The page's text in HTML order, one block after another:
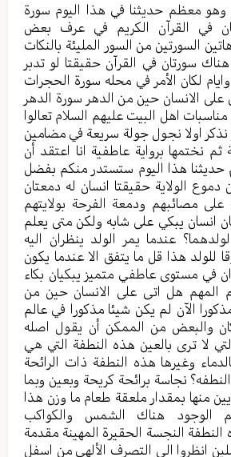
وهو معظم حديثنا في هذا اليوم سورة
في القرآن الكريم في عرف بعض
السورتين من السور المليئة بالنكات
هناك سورتان في القرآن حقيقتا لو تدبر
وايام لكان الأمر في محله سورة الحجرات
الانسان حين من الدهر سورة الدهر
اهل البيت عليهم السلام تعالوا
نذكر اولا نجول جولة سريعة في مضامين
ثم نختمها برواية عاطفية انا اعتقد أن
حديثنا هذا اليوم ستستدر منكم بفضل
الولاية حقيقتا انسان له دمعتان
على مصائبهم ودمعة الفرحة بولايتهم
انسان يبكي على شابه ولكن متى يعلم
عندما يمر الولد ينظران اليه
للولد هذا قل ما يتفق الا عندما يكون
في مستوى عاطفي متميز يبكيان بكاء
المهم هل اتى على الانسان حين من
الآن لم يكن شيئا مذكورا في عالم
والبعض من الممكن أن يقول اصله
لا ترى بالعين هذه النطفة التي هي
وغيرها هذه النطفة ذات الرائحة
نجاسة برائحة كريحة وبعين وبما
منها بمقدار ملعقة طعام ما وزن هذا
الوجود هناك الشمس والكواكب
النجسة الحقيرة المهينة مقدمة
انظروا الى التصرف الألهي من اسفل